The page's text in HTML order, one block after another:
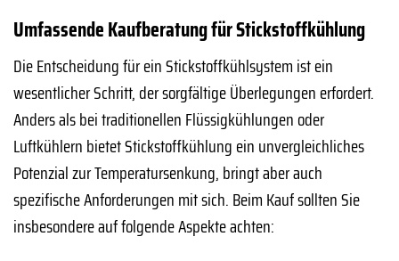
Umfassende Kaufberatung für Stickstoffkühlung
Die Entscheidung für ein Stickstoffkühlsystem ist ein
wesentlicher Schritt, der sorgfältige Überlegungen erfordert.
Anders als bei traditionellen Flüssigkühlungen oder
Luftkühlern bietet Stickstoffkühlung ein unvergleichliches
Potenzial zur Temperatursenkung, bringt aber auch
spezifische Anforderungen mit sich. Beim Kauf sollten Sie
insbesondere auf folgende Aspekte achten: